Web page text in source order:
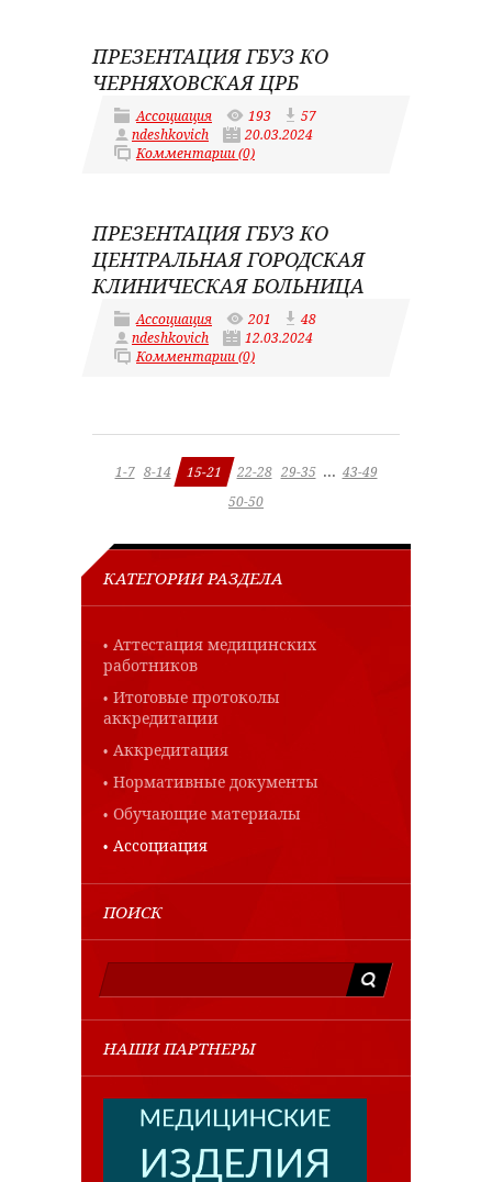
ПРЕЗЕНТАЦИЯ ГБУЗ КО
ЧЕРНЯХОВСКАЯ ЦРБ
Ассоциация 193
57
ndeshkovich
20.03.2024
Комментарии (0)
ПРЕЗЕНТАЦИЯ ГБУЗ КО
ЦЕНТРАЛЬНАЯ ГОРОДСКАЯ
КЛИНИЧЕСКАЯ БОЛЬНИЦА
Ассоциация 201
48
ndeshkovich
12.03.2024
Комментарии (0)
1-7 8-14 15-21 22-28 29-35 ... 43-49
50-50
КАТЕГОРИИ РАЗДЕЛА
Аттестация медицинских
работников
Итоговые протоколы
аккредитации
Аккредитация
Нормативные документы
Обучающие материалы
Ассоциация
ПОИСК
НАШИ ПАРТНЕРЫ